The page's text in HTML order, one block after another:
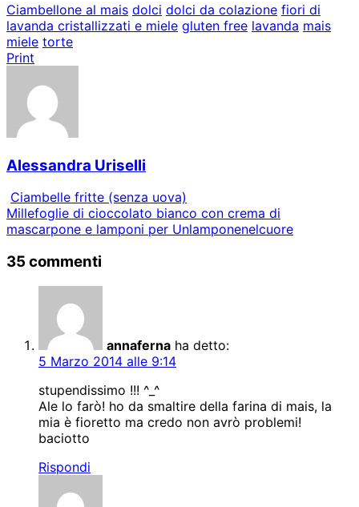
Ciambellone al mais dolci dolci da colazione fiori di
lavanda cristallizzati e miele gluten free lavanda mais
miele torte
Print
Alessandra Uriselli
Ciambelle fritte (senza uova)
Millefoglie di cioccolato bianco con crema di
mascarpone e lamponi per Unlamponenelcuore
35 commenti
annaferna ha detto:
5 Marzo 2014 alle 9:14
stupendissimo !!! ^_^
Ale lo farò! ho da smaltire della farina di mais, la
mia è fioretto ma credo non avrò problemi!
baciotto
Rispondi